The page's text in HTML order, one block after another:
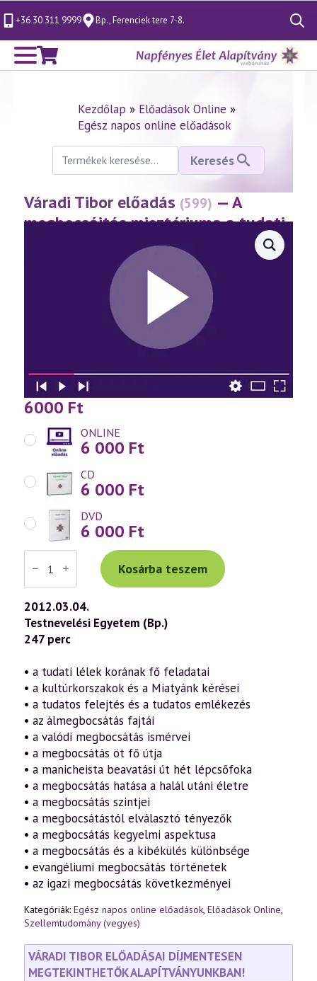
+36 30 311 9999 Bp., Ferenciek tere 7-8.
Search
for:
Kezdőlap » Előadások Online »
Egész napos online előadások
Keresés
következőre:
Keresés
Váradi Tibor előadás (599) — A
megbocsájtás misztériuma a tudati
(2012.03.04.)
6000 Ft
ONLINE
6 000 Ft
CD
6 000 Ft
DVD
6 000 Ft
Váradi
Tibor
előadás
(599)
—
A
megbocsájtás
misztériuma
a
lélek
korában
(2012.03.04.)
mennyiség
Kosárba teszem
2012.03.04.
Testnevelési Egyetem (Bp.)
247 perc
• a tudati lélek korának fő feladatai
• a kultúrkorszakok és a Miatyánk kérései
• a tudatos felejtés és a tudatos emlékezés
• az álmegbocsátás fajtái
• a valódi megbocsátás ismérvei
• a megbocsátás öt fő útja
• a manicheista beavatási út hét lépcsőfoka
• a megbocsátás hatása a halál utáni életre
• a megbocsátás szintjei
• a megbocsátástól elválasztó tényezők
• a megbocsátás kegyelmi aspektusa
• a megbocsátás és a kibékülés különbsége
• evangéliumi megbocsátás történetek
• az igazi megbocsátás következményei
Kategóriák: Egész napos online előadások, Előadások Online,
Szellemtudomány (vegyes)
VÁRADI TIBOR ELŐADÁSAI DÍJMENTESEN
MEGTEKINTHETŐK ALAPÍTVÁNYUNKBAN!